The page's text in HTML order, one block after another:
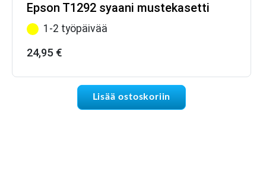
Epson T1292 syaani mustekasetti
1-2 työpäivää
24,95 €
Lisää ostoskoriin